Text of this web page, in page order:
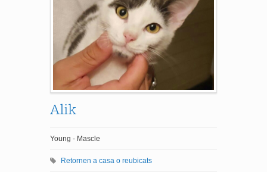
Alik
Young - Mascle
Retornen a casa o reubicats